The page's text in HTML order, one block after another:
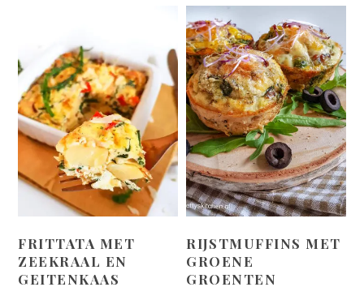
FRITTATA MET
ZEEKRAAL EN
GEITENKAAS
RIJSTMUFFINS MET
GROENE
GROENTEN